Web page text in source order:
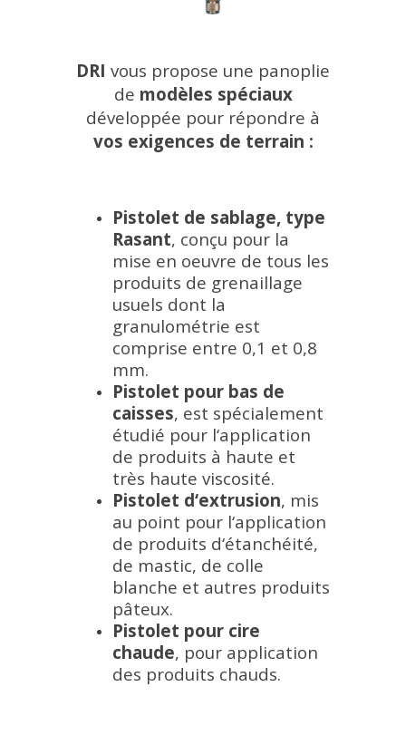
DRI vous propose une panoplie
de modèles spéciaux
développée pour répondre à
vos exigences de terrain :
Pistolet de sablage, type
Rasant, conçu pour la
mise en oeuvre de tous les
produits de grenaillage
usuels dont la
granulométrie est
comprise entre 0,1 et 0,8
mm.
Pistolet pour bas de
caisses, est spécialement
étudié pour l‘application
de produits à haute et
très haute viscosité.
Pistolet d‘extrusion, mis
au point pour l‘application
de produits d‘étanchéité,
de mastic, de colle
blanche et autres produits
pâteux.
Pistolet pour cire
chaude, pour application
des produits chauds.